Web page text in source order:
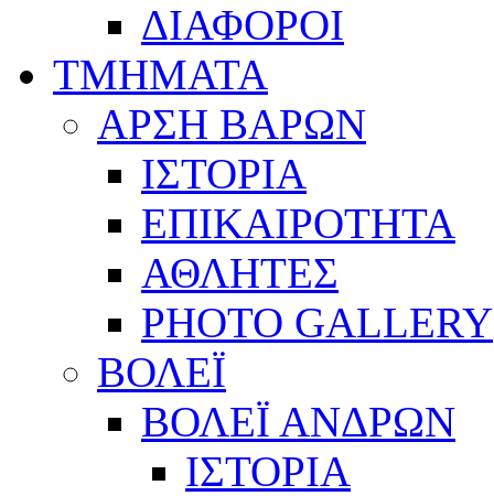
ΔΙΑΦΟΡΟΙ
ΤΜΗΜΑΤΑ
ΑΡΣΗ ΒΑΡΩΝ
ΙΣΤΟΡΙΑ
ΕΠΙΚΑΙΡΟΤΗΤΑ
ΑΘΛΗΤΕΣ
PHOTO GALLERY
ΒΟΛΕΪ
ΒΟΛΕΪ ΑΝΔΡΩΝ
ΙΣΤΟΡΙΑ